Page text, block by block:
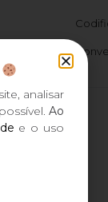
analisar
Ao
e o uso